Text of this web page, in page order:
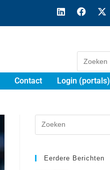
Contact Login (portals)
Eerdere Berichten